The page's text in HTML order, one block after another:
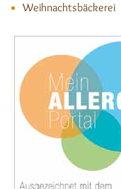
Weihnachtsbäckerei